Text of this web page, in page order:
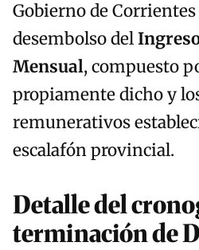
Gobierno de
desembolso del
Mensual, compuesto
propiamente dicho y
remunerativos
escalafón provincial.
Detalle del
terminación de